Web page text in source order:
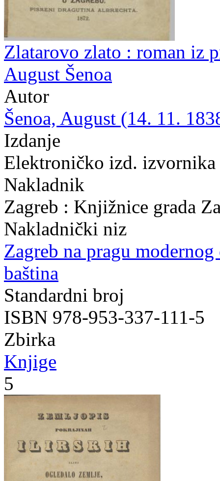
Zlatarovo zlato : roman iz
August Šenoa
Autor
Šenoa, August (14. 11.
Izdanje
Elektroničko izd.
Nakladnik
Zagreb : Knjižnice grada
Nakladnički niz
Zagreb na pragu modernog
baština
Standardni broj
ISBN 978-953-337-111-5
Zbirka
Knjige
5